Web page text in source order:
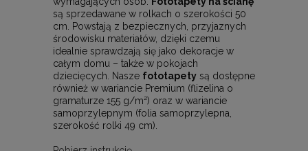
są sprzedawane w rolkach o szerokości 50
cm. Powstają z bezpiecznych, przyjaznych
środowisku materiałów, dzięki czemu
idealnie sprawdzają się jako dekoracje w
całym domu – także w pokojach
dziecięcych. Nasze fototapety są dostępne
również w wariancie Premium (flizelina o
gramaturze 155 g/m²) oraz w wariancie
samoprzylepnym (folia samoprzylepna,
szerokość rolki 49 cm).